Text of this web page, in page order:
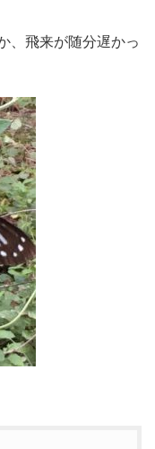
、飛来が随分遅かっ